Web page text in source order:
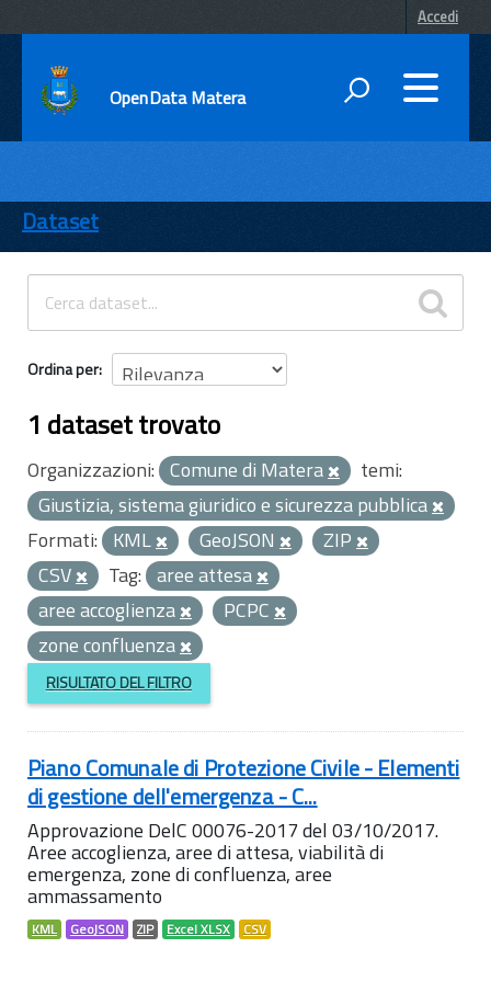
Accedi
OpenData Matera
ENTI
TEMI
INFORMAZIONI
Dataset
Ordina per
1 dataset trovato
Organizzazioni: Comune di Matera
temi:
Giustizia, sistema giuridico e sicurezza pubblica
Formati: KML GeoJSON
ZIP
CSV
Tag: aree attesa
aree accoglienza
PCPC
zone confluenza
RISULTATO DEL FILTRO
Piano Comunale di Protezione Civile - Elementi
di gestione dell'emergenza - C...
Approvazione DelC 00076-2017 del 03/10/2017.
Aree accoglienza, aree di attesa, viabilità di
emergenza, zone di confluenza, aree
ammassamento
KML GeoJSON ZIP Excel XLSX CSV